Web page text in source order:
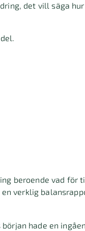
det vill säga
beroende vad för
en verklig
hade en